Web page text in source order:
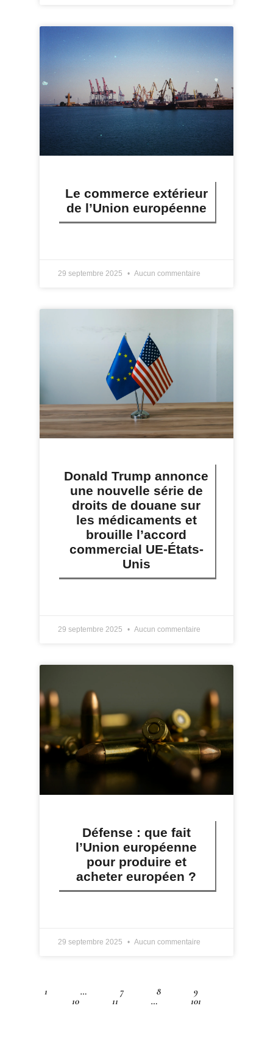
Le commerce extérieur
de l’Union européenne
29 septembre 2025 Aucun commentaire
Donald Trump annonce
une nouvelle série de
droits de douane sur
les médicaments et
brouille l’accord
commercial UE-États-
Unis
29 septembre 2025 Aucun commentaire
Défense : que fait
l’Union européenne
pour produire et
acheter européen ?
29 septembre 2025 Aucun commentaire
1 … 7 8
9
10
11 … 101